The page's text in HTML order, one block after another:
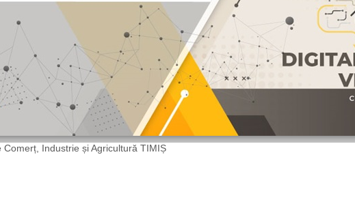
Comerț, Industrie și Agricultură TIMIȘ